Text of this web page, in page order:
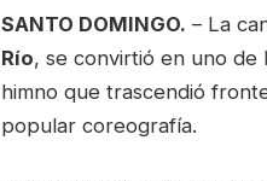
SANTO DOMINGO. – La
Río, se convirtió en uno de
himno que trascendió
popular coreografía.